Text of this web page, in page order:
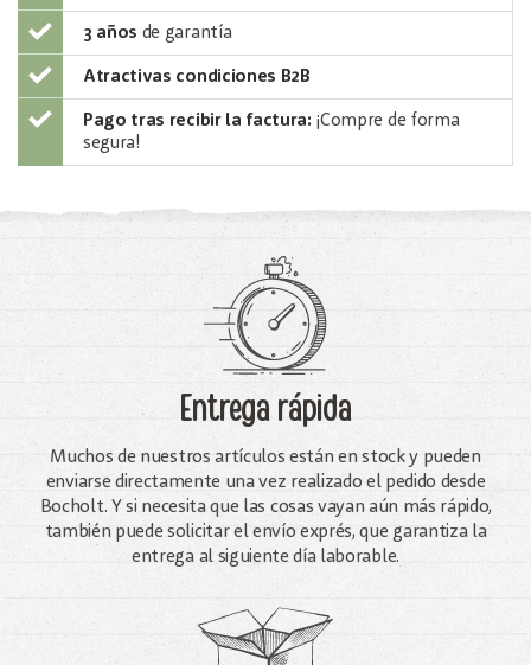
3 años de garantía
Atractivas condiciones B2B
Pago tras recibir la factura: ¡Compre de forma
segura!
Entrega rápida
Muchos de nuestros artículos están en stock y pueden
enviarse directamente una vez realizado el pedido desde
Bocholt. Y si necesita que las cosas vayan aún más rápido,
también puede solicitar el envío exprés, que garantiza la
entrega al siguiente día laborable.